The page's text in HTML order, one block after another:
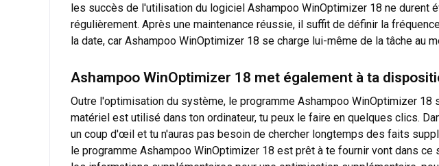
les succès de l'utilisation du logiciel Ashampoo WinOptimizer 18 ne
régulièrement. Après une maintenance réussie, il suffit de définir la
la date, car Ashampoo WinOptimizer 18 se charge lui-même de la tâche au
Ashampoo WinOptimizer 18 met également à ta
Outre l'optimisation du système, le programme Ashampoo WinOptimizer
matériel est utilisé dans ton ordinateur, tu peux le faire en quelques clics.
un coup d'œil et tu n'auras pas besoin de chercher longtemps des faits
le programme Ashampoo WinOptimizer 18 est prêt à te fournir vont dans